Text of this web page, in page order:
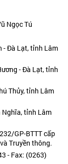
Ngọc Tú
- Đà Lạt, tỉnh Lâm
- Đà Lạt, tỉnh
Thủy, tỉnh Lâm
Nghĩa, tỉnh Lâm
GP-BTTT cấp
Truyền thông.
- Fax: (0263)